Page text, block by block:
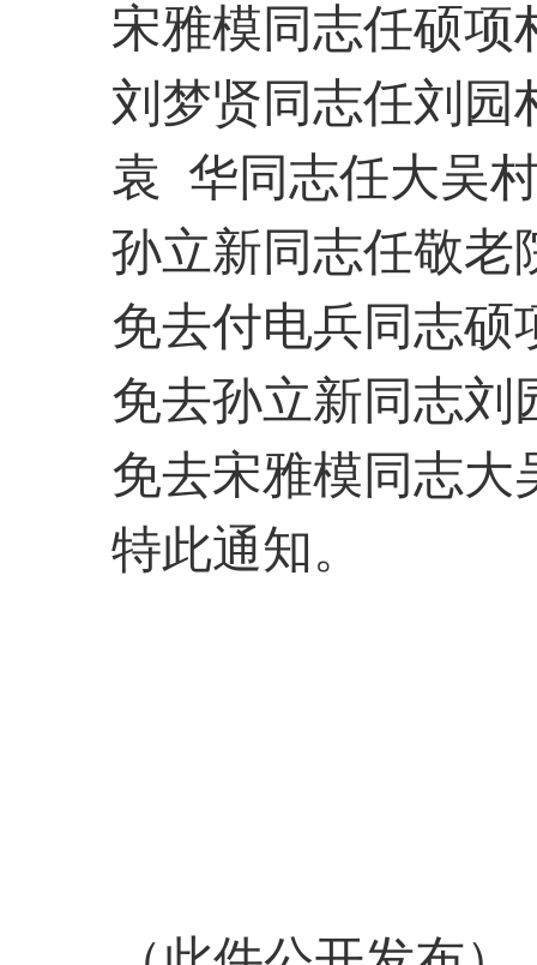
宋雅模同志任硕项
刘梦贤同志任刘园
袁 华同志任大吴
孙立新同志任敬老
免去付电兵同志硕
免去孙立新同志刘
免去宋雅模同志大
特此通知。